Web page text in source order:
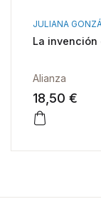
JULIANA
La invención
Alianza
18,50 €